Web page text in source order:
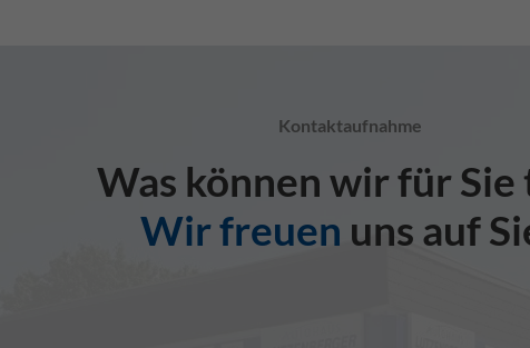
Kontaktaufnahme
Was können wir für Sie
Wir freuen uns auf